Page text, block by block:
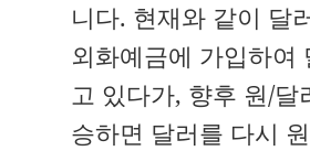
니다. 현재와 같이 달
외화예금에 가입하여
고 있다가, 향후 원/달
승하면 달러를 다시